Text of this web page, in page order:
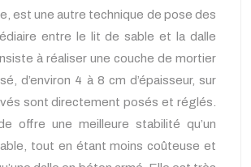
est une autre technique de pose des
entre le lit de sable et la dalle
à réaliser une couche de mortier
d’environ 4 à 8 cm d’épaisseur, sur
sont directement posés et réglés.
offre une meilleure stabilité qu’un
tout en étant moins coûteuse et